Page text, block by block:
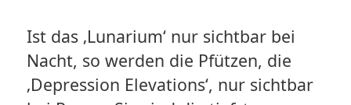
Ist das ‚Lunarium‘ nur sichtbar bei
Nacht, so werden die Pfützen, die
‚Depression Elevations‘, nur sichtbar